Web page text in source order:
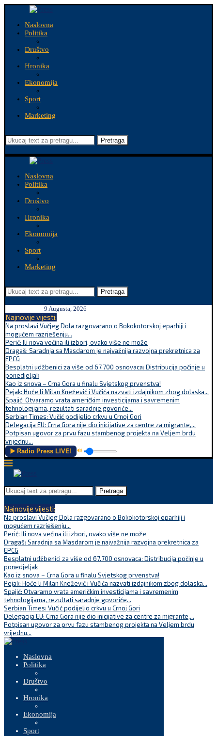
Naslovna
Politika
Društvo
Hronika
Ekonomija
Sport
Marketing
Pretraga
Naslovna
Politika
Društvo
Hronika
Ekonomija
Sport
Marketing
Pretraga
9 Augusta, 2026
Najnovije vijesti:
Na proslavi Vučjeg Dola razgovarano o Bokokotorskoj eparhiji i
mogućem razrješenju...
Perić: Ili nova većina ili izbori, ovako više ne može
Dragaš: Saradnja sa Masdarom je najvažnija razvojna prekretnica za
EPCG
Besplatni udžbenici za više od 67.700 osnovaca: Distribucija počinje u
ponedjeljak
Kao iz snova – Crna Gora u finalu Svjetskog prvenstva!
Pejak: Hoće li Milan Knežević i Vučića nazvati izdajnikom zbog dolaska...
Spajić: Otvaramo vrata američkim investicijama i savremenim
tehnologijama, rezultati saradnje govoriće...
Serbian Times: Vučić podijelio crkvu u Crnoj Gori
Delegacija EU: Crna Gora nije dio inicijative za centre za migrante,...
Potpisan ugovor za prvu fazu stambenog projekta na Veljem brdu
vrijednu...
▶️ Radio Press LIVE! 🔊
Pretraga
Najnovije vijesti:
Na proslavi Vučjeg Dola razgovarano o Bokokotorskoj eparhiji i
mogućem razrješenju...
Perić: Ili nova većina ili izbori, ovako više ne može
Dragaš: Saradnja sa Masdarom je najvažnija razvojna prekretnica za
EPCG
Besplatni udžbenici za više od 67.700 osnovaca: Distribucija počinje u
ponedjeljak
Kao iz snova – Crna Gora u finalu Svjetskog prvenstva!
Pejak: Hoće li Milan Knežević i Vučića nazvati izdajnikom zbog dolaska...
Spajić: Otvaramo vrata američkim investicijama i savremenim
tehnologijama, rezultati saradnje govoriće...
Serbian Times: Vučić podijelio crkvu u Crnoj Gori
Delegacija EU: Crna Gora nije dio inicijative za centre za migrante,...
Potpisan ugovor za prvu fazu stambenog projekta na Veljem brdu
vrijednu...
Naslovna
Politika
Društvo
Hronika
Ekonomija
Sport